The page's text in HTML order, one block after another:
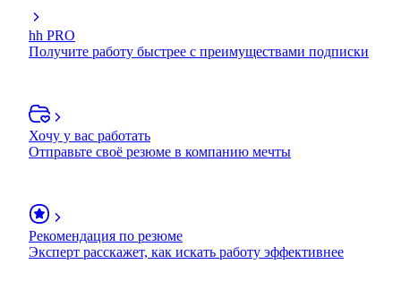
hh PRO
Получите работу быстрее с преимуществами подписки
Хочу у вас работать
Отправьте своё резюме в компанию мечты
Рекомендация по резюме
Эксперт расскажет, как искать работу эффективнее